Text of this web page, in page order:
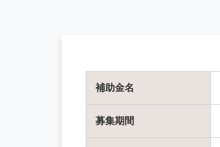
補助金名
募集期間